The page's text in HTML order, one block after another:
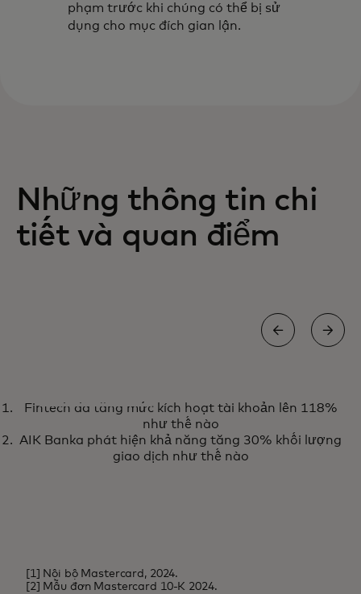
phạm trước khi chúng có thể bị sử
dụng cho mục đích gian lận.
Những thông tin chi
tiết và quan điểm
Khám phá các quan điểm và tin
tức mới nhất về AI từ
Mastercard.
Fintech đã tăng mức kích hoạt tài khoản lên 118%
như thế nào
AIK Banka phát hiện khả năng tăng 30% khối lượng
giao dịch như thế nào
[1] Nội bộ Mastercard, 2024.
[2] Mẫu đơn Mastercard 10-K 2024.